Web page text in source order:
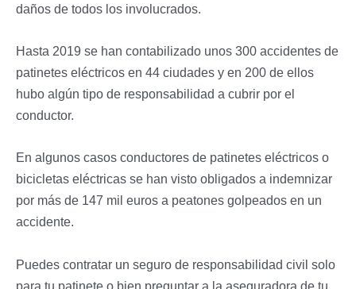
daños de todos los involucrados.
Hasta 2019 se han contabilizado unos 300 accidentes de
patinetes eléctricos en 44 ciudades y en 200 de ellos
hubo algún tipo de responsabilidad a cubrir por el
conductor.
En algunos casos conductores de patinetes eléctricos o
bicicletas eléctricas se han visto obligados a indemnizar
por más de 147 mil euros a peatones golpeados en un
accidente.
Puedes contratar un seguro de responsabilidad civil solo
para tu patinete o bien preguntar a la aseguradora de tu